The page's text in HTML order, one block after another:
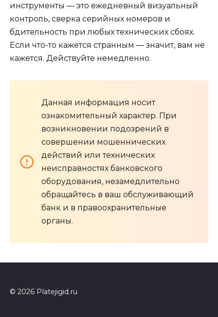
инструменты — это ежедневный визуальный
контроль, сверка серийных номеров и
бдительность при любых технических сбоях.
Если что-то кажется странным — значит, вам не
кажется. Действуйте немедленно.
Данная информация носит
ознакомительный характер. При
возникновении подозрений в
совершении мошеннических
действий или технических
неисправностях банковского
оборудования, незамедлительно
обращайтесь в ваш обслуживающий
банк и в правоохранительные
органы.
© 2026 Platejigid.ru